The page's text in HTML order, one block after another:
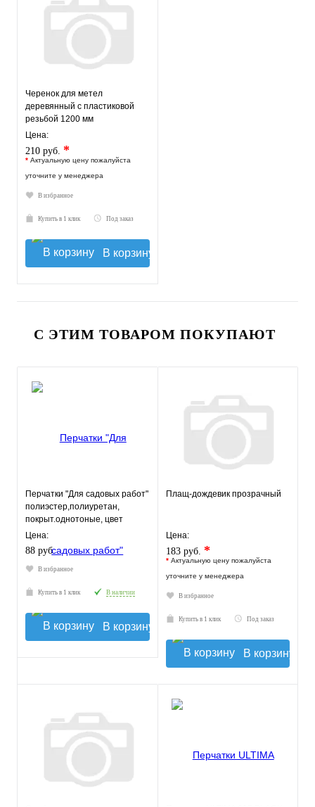
Черенок для метел
деревянный с пластиковой
резьбой 1200 мм
Цена:
210 руб. *
* Актуальную цену пожалуйста
уточните у менеджера
В избранное
Купить в 1 клик Под заказ
В корзину
С ЭТИМ ТОВАРОМ ПОКУПАЮТ
Перчатки "Для садовых работ"
полиэстер,полиуретан,
покрыт.однотоные, цвет
микс,Fiberon 8(М)
Цена:
88 руб.
В избранное
Купить в 1 клик В наличии
В корзину
Плащ-дождевик прозрачный
Цена:
183 руб. *
* Актуальную цену пожалуйста
уточните у менеджера
В избранное
Купить в 1 клик Под заказ
В корзину